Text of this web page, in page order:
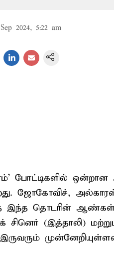
2024, 5:22 am
போட்டிகளில் ஒன்றான
ஜோகோவிச்,
இந்த தொடரின் ஆண்கள்
சினெர் (இத்தாலி)